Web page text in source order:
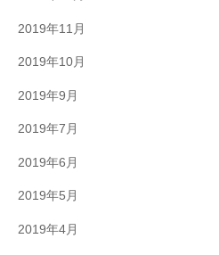
2019年11月
2019年10月
2019年9月
2019年7月
2019年6月
2019年5月
2019年4月